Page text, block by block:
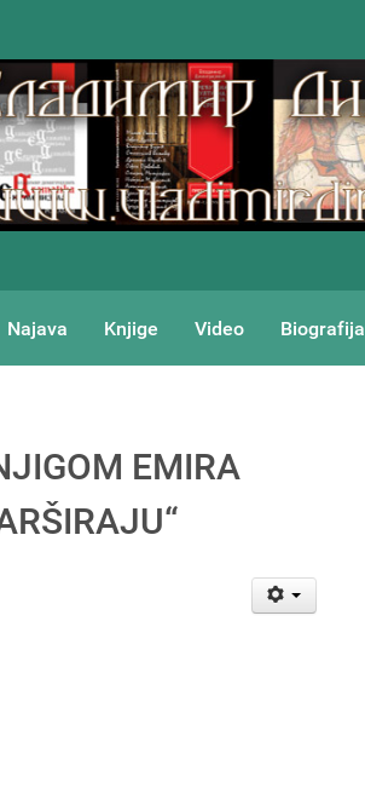
Najava Knjige Video Biografija
EMIRA